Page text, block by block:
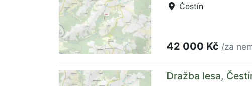
Čestín
42 000 Kč /za
Dražba lesa,